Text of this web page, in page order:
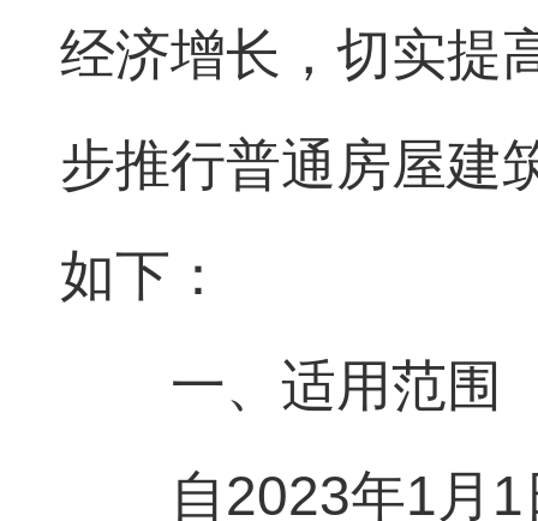
经济增长，切实提
步推行普通房屋建
如下：
一、适用范围
自2023年1月